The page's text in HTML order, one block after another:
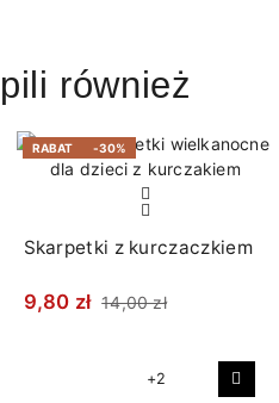
również
RABAT -30%
Skarpetki z kurczaczkiem
9,80 zł 14,00 zł
+2